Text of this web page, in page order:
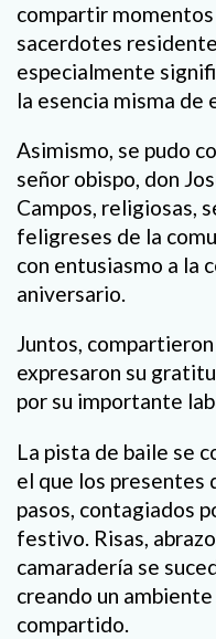
compartir
sacerdotes
especialmente
la esencia misma de
Asimismo, se pudo
señor obispo, don
Campos, religiosas,
feligreses de la
con entusiasmo a la
aniversario.
Juntos,
expresaron su
por su importante
La pista de baile se
el que los presentes
pasos, contagiados
festivo. Risas,
camaradería se
creando un
compartido.